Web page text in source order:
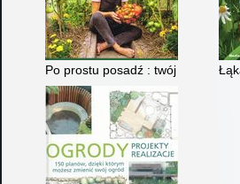
Po prostu posadź : twój domowy